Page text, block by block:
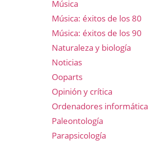
Música
Música: éxitos de los 80
Música: éxitos de los 90
Naturaleza y biología
Noticias
Ooparts
Opinión y crítica
Ordenadores informática
Paleontología
Parapsicología